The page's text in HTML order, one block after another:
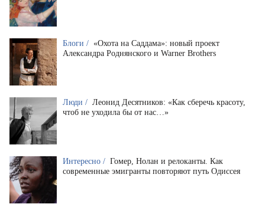
Блоги / «Охота на Саддама»: новый проект
Александра Роднянского и Warner Brothers
Люди / Леонид Десятников: «Как сберечь красоту,
чтоб не уходила бы от нас…»
Интересно / Гомер, Нолан и релоканты. Как
современные эмигранты повторяют путь Одиссея